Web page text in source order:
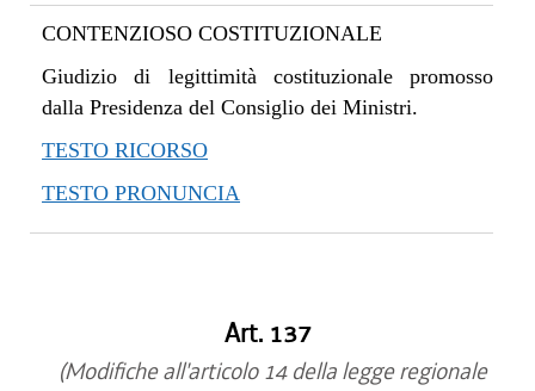
CONTENZIOSO COSTITUZIONALE
Giudizio di legittimità costituzionale promosso
dalla Presidenza del Consiglio dei Ministri.
TESTO RICORSO
TESTO PRONUNCIA
Art. 137
(Modifiche all'articolo 14 della legge regionale